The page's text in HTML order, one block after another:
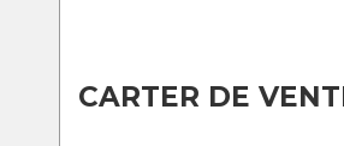
CARTER DE